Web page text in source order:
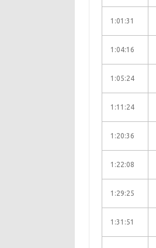
1:01:31
1:04:16
1:05:24
1:11:24
1:20:36
1:22:08
1:29:25
1:31:51